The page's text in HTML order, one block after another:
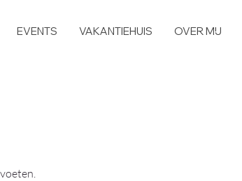
EVENTS VAKANTIEHUIS OVER MIJ